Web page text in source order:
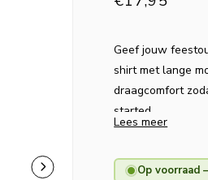
Geef jouw
shirt met lange
draagcomfort
started.
Lees meer
Op